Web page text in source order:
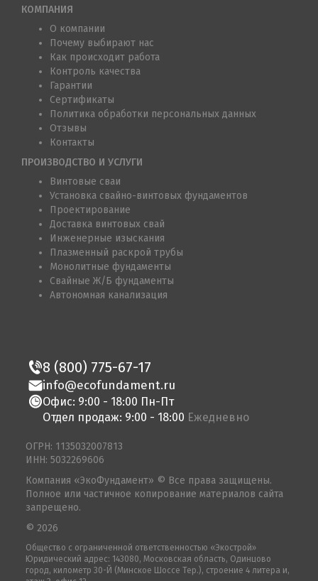
КОМПАНИЯ
О компании
Почему выбирают нас
Как происходит работа
Контроль качества
Гарантии
Сертификаты
Политика обработки персональных данных
Отзывы
Контакты
ПРОИЗВОДСТВО И УСЛУГИ
Винтовые сваи
Установка свайно-винтовых фундаментов
Проектирование
Доставка винтовых свай
Инженерные изыскания
Плазменный раскрой трубы
Монолитные фундаменты
Свайные Ж/Б фундаменты
Автономная канализация
8 (800) 775-67-17
info@ecofundament.ru
Офис: 9:00 - 18:00 Пн-Пт
Отдел продаж: 9:00 - 18:00 Ежедневно
Общество с ограниченной ответственностью «Экострой»
Юридический адрес: 143080, Московская область, Одинцово
город, километр 30-Й (Минское Шоссе Тер.), строение 4 литера и,
ОГРН: 1135032007813
ИНН: 5032269606
Компания «ЭкоФундамент» © Все права защищены.
Полное или частичное копирование материалов сайта
запрещено.
© 2026